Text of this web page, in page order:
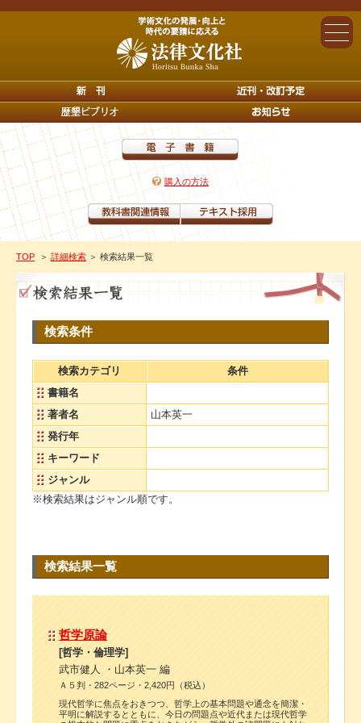
購入の方法
TOP ＞ 詳細検索 ＞ 検索結果一覧
検索条件
検索カテゴリ
条件
書籍名
著者名
山本英一
発行年
キーワード
ジャンル
※検索結果はジャンル順です。
検索結果一覧
哲学原論
[哲学・倫理学]
武市健人 ・山本英一 編
Ａ５判・282ページ・2,420円（税込）
現代哲学に焦点をおきつつ、哲学上の基本問題や通念を簡潔・
平明に解説するとともに、今日の問題点や近代または現代哲学